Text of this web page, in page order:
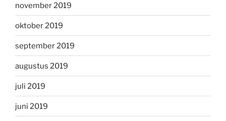
november 2019
oktober 2019
september 2019
augustus 2019
juli 2019
juni 2019